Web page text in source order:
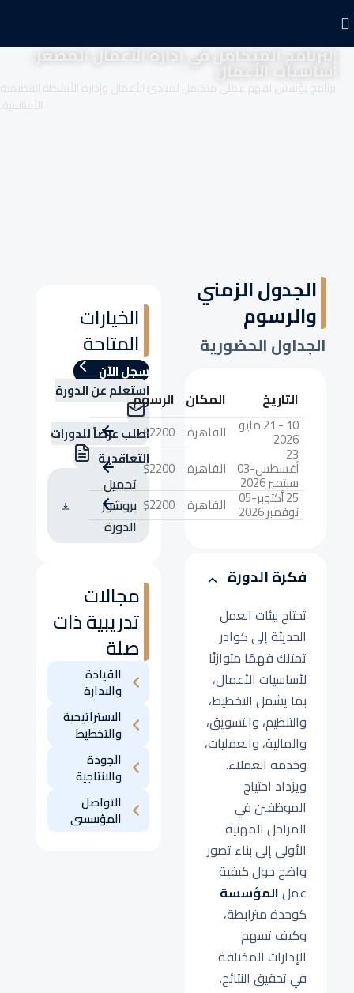
البرنامج المتكامل في إدارة الأعمال المصغر:
أساسيات الأعمال
برنامج يؤسس لفهم عملي متكامل لمبادئ الأعمال وإدارة الأنشطة التنظيمية
الأساسية.
الخيارات
المتاحة
سجل الآن
استعلم عن الدورة
اطلب عرضاً للدورات
التعاقدية
تحميل
بروشور
الدورة
مجالات
تدريبية ذات
صلة
القيادة
والادارة
الاستراتيجية
والتخطيط
الجودة
والانتاجية
التواصل
المؤسسى
الجدول الزمني
والرسوم
الجداول الحضورية
التاريخ المكان الرسوم
10 - 21 مايو
2026 القاهرة $2200
23
أغسطس-03
سبتمبر 2026
القاهرة $2200
25 أكتوبر-05
نوفمبر 2026 القاهرة $2200
فكرة الدورة
تحتاج بيئات العمل
الحديثة إلى كوادر
تمتلك فهمًا متوازنًا
لأساسيات الأعمال،
بما يشمل التخطيط،
والتنظيم، والتسويق،
والمالية، والعمليات،
وخدمة العملاء.
ويزداد احتياج
الموظفين في
المراحل المهنية
الأولى إلى بناء تصور
واضح حول كيفية
عملالمؤسسة
كوحدة مترابطة،
وكيف تسهم
الإدارات المختلفة
في تحقيق النتائج.